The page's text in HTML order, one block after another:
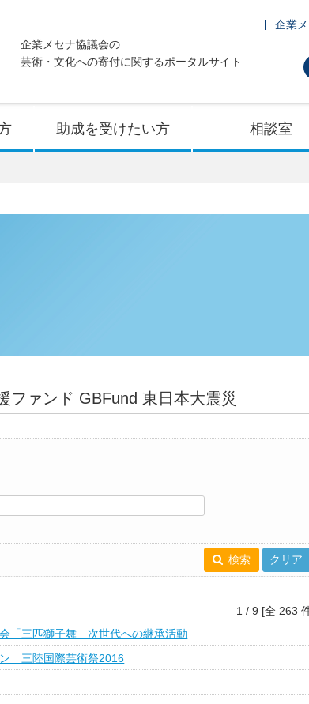
企業メセナ協議会の
芸術・文化への寄付に関するポータルサイト
企業
助成を受けたい方 相談室
ファンド GBFund 東日本大震災
検索 クリア
1 / 9 [全 263
「三匹獅子舞」次世代への継承活動
三陸国際芸術祭2016